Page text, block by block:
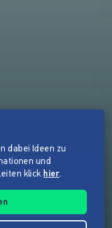
Ruhr mit
dabei Ideen zu
und
klick hier.